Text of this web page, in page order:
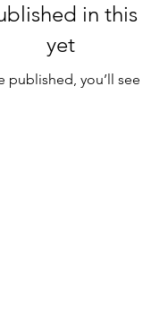
in
yet
published, you’ll